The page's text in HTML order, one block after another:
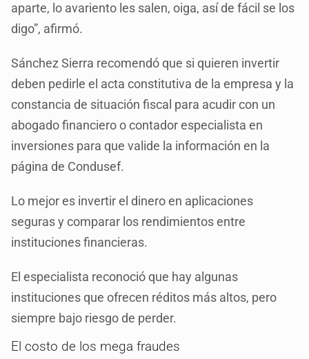
aparte, lo avariento les salen, oiga, así de fácil se los
digo”, afirmó.
Sánchez Sierra recomendó que si quieren invertir
deben pedirle el acta constitutiva de la empresa y la
constancia de situación fiscal para acudir con un
abogado financiero o contador especialista en
inversiones para que valide la información en la
página de Condusef.
Lo mejor es invertir el dinero en aplicaciones
seguras y comparar los rendimientos entre
instituciones financieras.
El especialista reconoció que hay algunas
instituciones que ofrecen réditos más altos, pero
siempre bajo riesgo de perder.
El costo de los mega fraudes